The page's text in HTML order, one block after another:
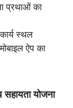
प्रथाओं का
स्थल
ऐप का
सहायता योजना